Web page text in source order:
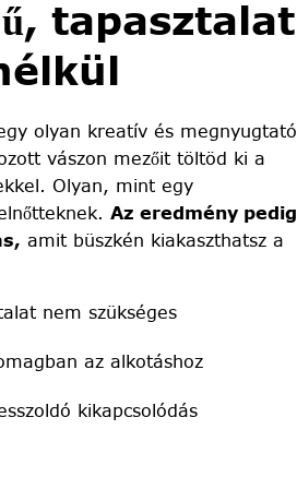
tapasztalat
olyan kreatív és megnyugtató
vászon mezőit töltöd ki a
Olyan, mint egy
Az eredmény pedig
amit büszkén kiakaszthatsz a
nem szükséges
az alkotáshoz
kikapcsolódás